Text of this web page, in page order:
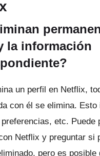
la información
un perfil en Netflix,
con él se elimina. Esto
etc. Puede
Netflix y preguntar si
pero es posible